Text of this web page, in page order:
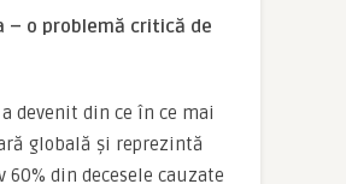
– o problemă critică de
devenit din ce în ce mai
globală și reprezintă
60% din decesele cauzate